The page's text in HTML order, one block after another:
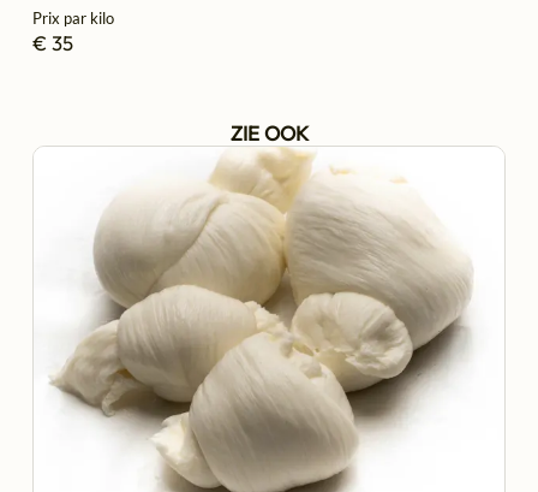
Prix par kilo
€ 35
ZIE OOK